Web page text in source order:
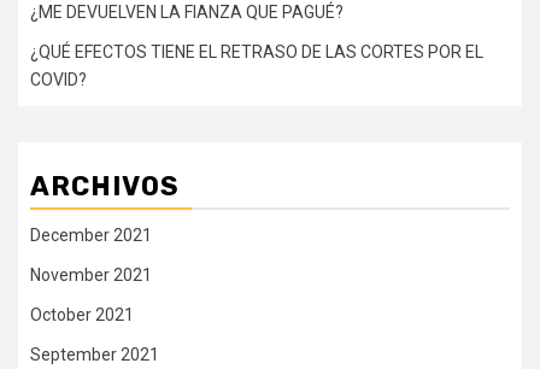
¿ME DEVUELVEN LA FIANZA QUE PAGUÉ?
¿QUÉ EFECTOS TIENE EL RETRASO DE LAS CORTES POR EL
COVID?
ARCHIVOS
December 2021
November 2021
October 2021
September 2021